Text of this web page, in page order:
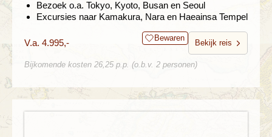
Bezoek o.a. Tokyo, Kyoto, Busan en Seoul
Excursies naar Kamakura, Nara en Haeainsa Tempel
V.a. 4.995,- Bewaren
Bekijk reis
Bijkomende kosten 26,25 p.p. (o.b.v. 2 personen)